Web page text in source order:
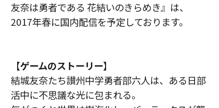
友奈は勇者である 花結いのきらめき』は、
2017年春に国内配信を予定しております。
【ゲームのストーリー】
結城友奈たち讃州中学勇者部六人は、ある日部
活中に不思議な光に包まれる。